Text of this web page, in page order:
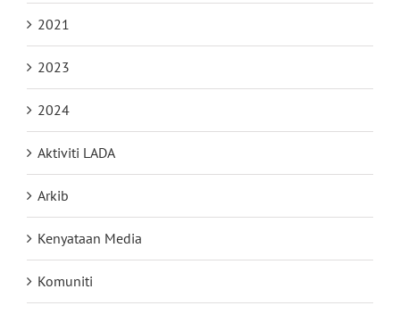
2021
2023
2024
Aktiviti LADA
Arkib
Kenyataan Media
Komuniti